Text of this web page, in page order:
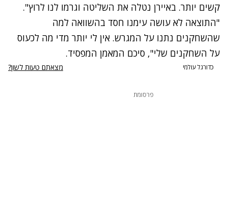
קשים יותר. באיירן נטלה את השליטה וגרמו לנו לרוץ".
"התוצאה לא עושה עימנו חסד בהשוואה למה
שהשחקנים נתנו על המגרש. אין לי יותר מדי מה לכעוס
על השחקנים שלי", סיכם המאמן המפסיד.
כדורגל עולמי מצאתם טעות לשון?
פרסומת